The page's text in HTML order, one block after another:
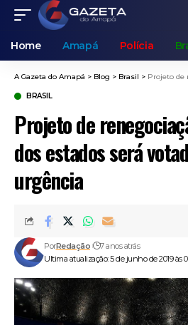
Home Amapá Polícia
A Gazeta do Amapá > Blog > Brasil > Projeto de
BRASIL
Projeto de
dos estados será
urgência
Ultima atualização: 5 de junho de 2019 às
PorRedação 7 anos atrás